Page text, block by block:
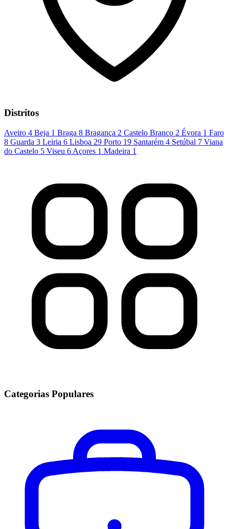
Distritos
Aveiro 4 Beja 1 Braga 8 Bragança 2 Castelo Branco 2 Évora 1 Faro
8 Guarda 3 Leiria 6 Lisboa 29 Porto 19 Santarém 4 Setúbal 7 Viana
do Castelo 5 Viseu 6 Açores 1 Madeira 1
Categorias Populares